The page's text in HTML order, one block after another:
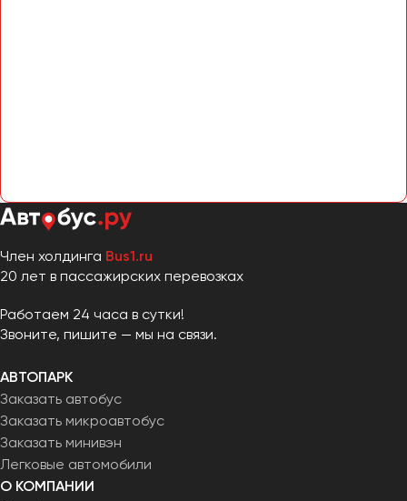
Член холдинга Bus1.ru
20 лет в пассажирских перевозках
Работаем 24 часа в сутки!
Звоните, пишите — мы на связи.
АВТОПАРК
Заказать автобус
Заказать микроавтобус
Заказать минивэн
Легковые автомобили
О КОМПАНИИ